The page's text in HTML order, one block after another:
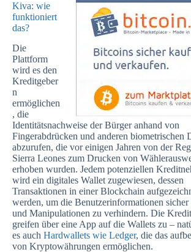
Kiva: wie
funktioniert
das?
Die
Plattform
wird es den
Kreditgeber
n
ermöglichen
, die
Identitätsnachweise der Bürger anhand von
Fingerabdrücken und anderen biometrischen
abzurufen, die vor einigen Jahren von der
Sierra Leones zum Drucken von
erhoben wurden. Jedem potenziellen
wird ein digitales Wallet zugewiesen, dessen
Transaktionen in einer Blockchain
werden, um die Benutzerinformationen sicher
und Manipulationen zu verhindern. Die
greifen über eine App auf die Wallets zu –
es auch Hardwallets wie Ledger, die das
von Kryptowährungen ermöglichen.